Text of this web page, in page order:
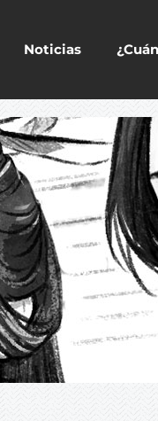
Noticias